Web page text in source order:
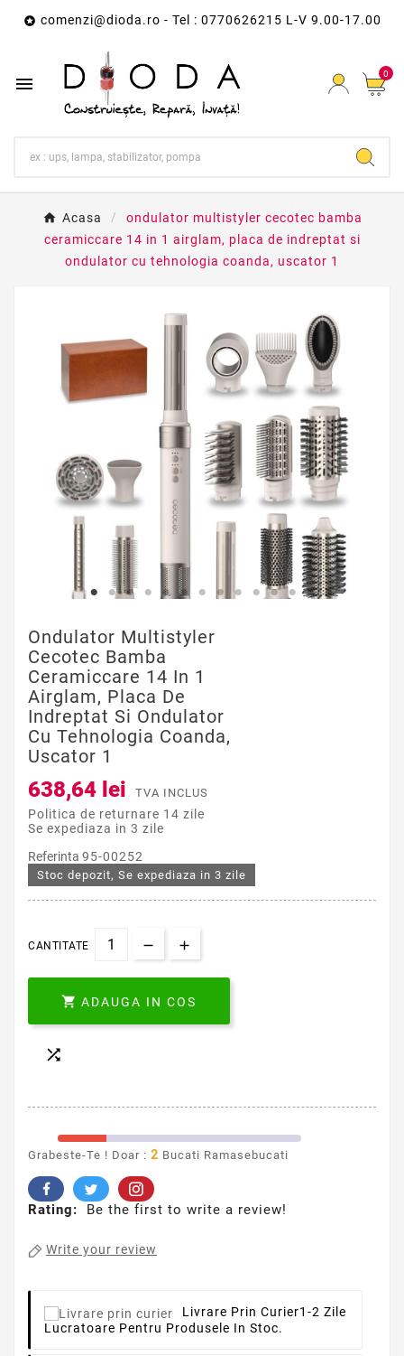
 comenzi@dioda.ro - Tel : 0770626215 L-V 9.00-17.00
 0
Acasa
ondulator multistyler cecotec bamba
ceramiccare 14 in 1 airglam, placa de indreptat si
ondulator cu tehnologia coanda, uscator 1
Ondulator Multistyler
Cecotec Bamba
Ceramiccare 14 In 1
Airglam, Placa De
Indreptat Si Ondulator
Cu Tehnologia Coanda,
Uscator 1
638,64 lei TVA INCLUS
Politica de returnare 14 zile
Se expediaza in 3 zile
Referinta 95-00252
Stoc depozit, Se expediaza in 3 zile
CANTITATE
 ADAUGA IN COS

Grabeste-Te ! Doar : 2 Bucati Ramasebucati
Rating: Be the first to write a review!
Write your review
Livrare Prin Curier1-2 Zile
Lucratoare Pentru Produsele In Stoc.